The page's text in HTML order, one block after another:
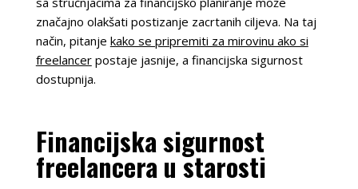
značajno olakšati postizanje zacrtanih ciljeva. Na taj
način, pitanje kako se pripremiti za mirovinu ako si
freelancerpostaje jasnije, a financijska sigurnost
dostupnija.
Financijska sigurnost
freelancera u starosti